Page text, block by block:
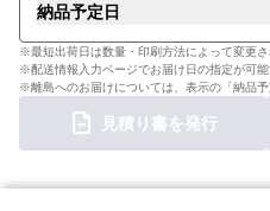
納品予定日
※最短出荷日は数量・印刷方法によって変更
※配送情報入力ページでお届け日の指定が可
※離島へのお届けについては、表示の「納品
見積り書を発行